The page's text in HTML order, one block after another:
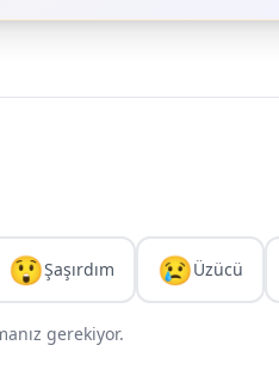
😲Şaşırdım 😢Üzücü
gerekiyor.